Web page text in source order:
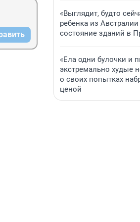
«Выглядит, будто
ребенка из
состояние зданий в
«Ела одни булочки и
экстремально худые
о своих попытках
ценой